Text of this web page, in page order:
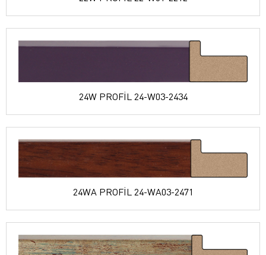
24W PROFİL 24-W03-2434
24WA PROFİL 24-WA03-2471